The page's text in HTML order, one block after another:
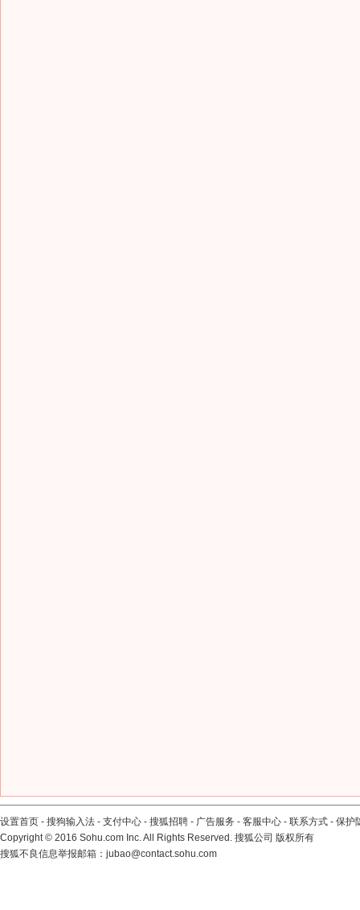
设置首页 - 搜狗输入法 - 支付中心 - 搜狐招聘 - 广告服务 - 客服中心 - 联系方式 - 保护
Copyright© 2016 Sohu.com Inc. All Rights Reserved. 搜狐公司 版权所有
搜狐不良信息举报邮箱： jubao@contact.sohu.com